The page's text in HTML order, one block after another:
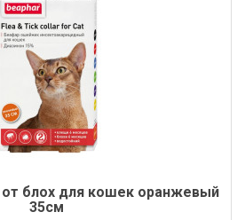
блох для кошек оранжевый
35см